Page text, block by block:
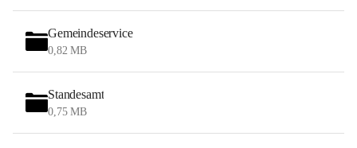
Gemeindeservice
0,82 MB
Standesamt
0,75 MB